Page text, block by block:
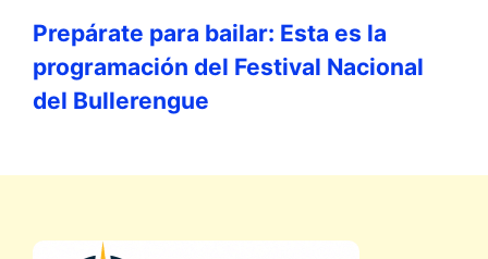
Prepárate para bailar: Esta es la
programación del Festival Nacional
del Bullerengue